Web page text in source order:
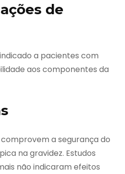
de
a pacientes com
aos componentes da
a segurança do
na gravidez. Estudos
não indicaram efeitos